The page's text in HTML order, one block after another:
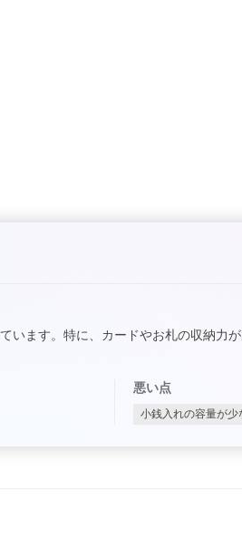
ます。特に、カードやお札の収納力
悪い点
小銭入れの容量が少